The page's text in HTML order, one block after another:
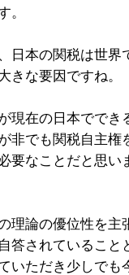
。
日本の関税は世界
きな要因ですね。
現在の日本ででき
非でも関税自主権
要なことだと思い
理論の優位性を主
答されているこ
いただき少しでも